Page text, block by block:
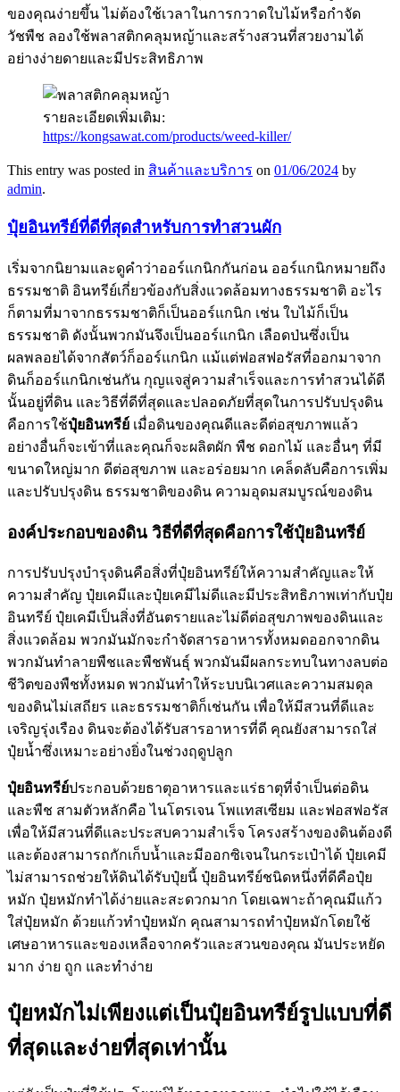
ของคุณง่ายขึ้น ไม่ต้องใช้เวลาในการกวาดใบไม้หรือกำจัด
วัชพืช ลองใช้พลาสติกคลุมหญ้าและสร้างสวนที่สวยงามได้
อย่างง่ายดายและมีประสิทธิภาพ
รายละเอียดเพิ่มเติม:
https://kongsawat.com/products/weed-killer/
This entry was posted in สินค้าและบริการ on 01/06/2024 by
admin.
ปุ๋ยอินทรีย์ที่ดีที่สุดสำหรับการทำสวนผัก
เริ่มจากนิยามและดูคำว่าออร์แกนิกกันก่อน ออร์แกนิกหมายถึง
ธรรมชาติ อินทรีย์เกี่ยวข้องกับสิ่งแวดล้อมทางธรรมชาติ อะไร
ก็ตามที่มาจากธรรมชาติก็เป็นออร์แกนิก เช่น ใบไม้ก็เป็น
ธรรมชาติ ดังนั้นพวกมันจึงเป็นออร์แกนิก เลือดป่นซึ่งเป็น
ผลพลอยได้จากสัตว์ก็ออร์แกนิก แม้แต่ฟอสฟอรัสที่ออกมาจาก
ดินก็ออร์แกนิกเช่นกัน กุญแจสู่ความสำเร็จและการทำสวนได้ดี
นั้นอยู่ที่ดิน และวิธีที่ดีที่สุดและปลอดภัยที่สุดในการปรับปรุงดิน
คือการใช้ปุ๋ยอินทรีย์ เมื่อดินของคุณดีและดีต่อสุขภาพแล้ว
อย่างอื่นก็จะเข้าที่และคุณก็จะผลิตผัก พืช ดอกไม้ และอื่นๆ ที่มี
ขนาดใหญ่มาก ดีต่อสุขภาพ และอร่อยมาก เคล็ดลับคือการเพิ่ม
และปรับปรุงดิน ธรรมชาติของดิน ความอุดมสมบูรณ์ของดิน
องค์ประกอบของดิน วิธีที่ดีที่สุดคือการใช้ปุ๋ยอินทรีย์
การปรับปรุงบำรุงดินคือสิ่งที่ปุ๋ยอินทรีย์ให้ความสำคัญและให้
ความสำคัญ ปุ๋ยเคมีและปุ๋ยเคมีไม่ดีและมีประสิทธิภาพเท่ากับปุ๋ย
อินทรีย์ ปุ๋ยเคมีเป็นสิ่งที่อันตรายและไม่ดีต่อสุขภาพของดินและ
สิ่งแวดล้อม พวกมันมักจะกำจัดสารอาหารทั้งหมดออกจากดิน
พวกมันทำลายพืชและพืชพันธุ์ พวกมันมีผลกระทบในทางลบต่อ
ชีวิตของพืชทั้งหมด พวกมันทำให้ระบบนิเวศและความสมดุล
ของดินไม่เสถียร และธรรมชาติก็เช่นกัน เพื่อให้มีสวนที่ดีและ
เจริญรุ่งเรือง ดินจะต้องได้รับสารอาหารที่ดี คุณยังสามารถใส่
ปุ๋ยน้ำซึ่งเหมาะอย่างยิ่งในช่วงฤดูปลูก
ปุ๋ยอินทรีย์ประกอบด้วยธาตุอาหารและแร่ธาตุที่จำเป็นต่อดิน
และพืช สามตัวหลักคือ ไนโตรเจน โพแทสเซียม และฟอสฟอรัส
เพื่อให้มีสวนที่ดีและประสบความสำเร็จ โครงสร้างของดินต้องดี
และต้องสามารถกักเก็บน้ำและมีออกซิเจนในกระเป๋าได้ ปุ๋ยเคมี
ไม่สามารถช่วยให้ดินได้รับปุ๋ยนี้ ปุ๋ยอินทรีย์ชนิดหนึ่งที่ดีคือปุ๋ย
หมัก ปุ๋ยหมักทำได้ง่ายและสะดวกมาก โดยเฉพาะถ้าคุณมีแก้ว
ใส่ปุ๋ยหมัก ด้วยแก้วทำปุ๋ยหมัก คุณสามารถทำปุ๋ยหมักโดยใช้
เศษอาหารและของเหลือจากครัวและสวนของคุณ มันประหยัด
มาก ง่าย ถูก และทำง่าย
ปุ๋ยหมักไม่เพียงแต่เป็นปุ๋ยอินทรีย์รูปแบบที่ดี
ที่สุดและง่ายที่สุดเท่านั้น